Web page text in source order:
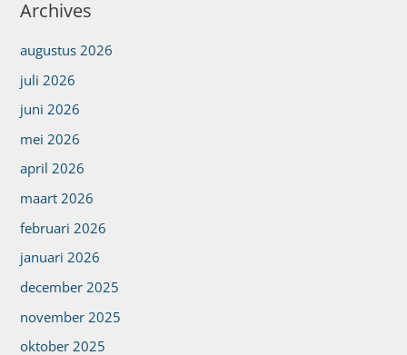
Archives
augustus 2026
juli 2026
juni 2026
mei 2026
april 2026
maart 2026
februari 2026
januari 2026
december 2025
november 2025
oktober 2025